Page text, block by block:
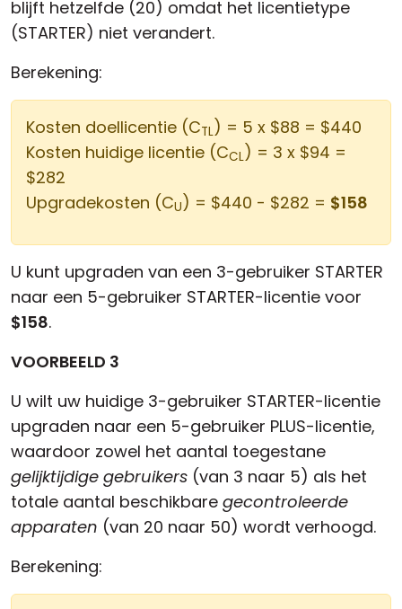
blijft hetzelfde (20) omdat het licentietype
(STARTER) niet verandert.
Berekening:
Kosten doellicentie (CTL) = 5 x $88 = $440
Kosten huidige licentie (CCL) = 3 x $94 =
$282
Upgradekosten (CU) = $440 - $282 = $158
U kunt upgraden van een 3-gebruiker STARTER
naar een 5-gebruiker STARTER-licentie voor
$158.
VOORBEELD 3
U wilt uw huidige 3-gebruiker STARTER-licentie
upgraden naar een 5-gebruiker PLUS-licentie,
waardoor zowel het aantal toegestane
gelijktijdige gebruikers (van 3 naar 5) als het
totale aantal beschikbare gecontroleerde
apparaten (van 20 naar 50) wordt verhoogd.
Berekening: